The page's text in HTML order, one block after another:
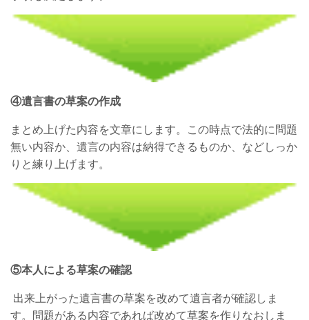
④遺言書の草案の作成
まとめ上げた内容を文章にします。この時点で法的に問題
無い内容か、遺言の内容は納得できるものか、などしっか
りと練り上げます。
⑤本人による草案の確認
出来上がった遺言書の草案を改めて遺言者が確認しま
す。問題がある内容であれば改めて草案を作りなおしま